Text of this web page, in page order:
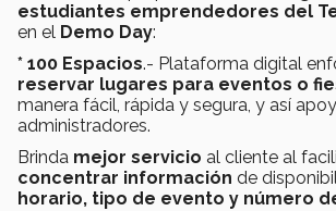
estudiantes emprendedores del
en el Demo Day:
* 100 Espacios.- Plataforma digital
reservar lugares para eventos o
manera fácil, rápida y segura, y así
administradores.
Brinda mejor servicio al cliente al
concentrar información de
horario, tipo de evento y número